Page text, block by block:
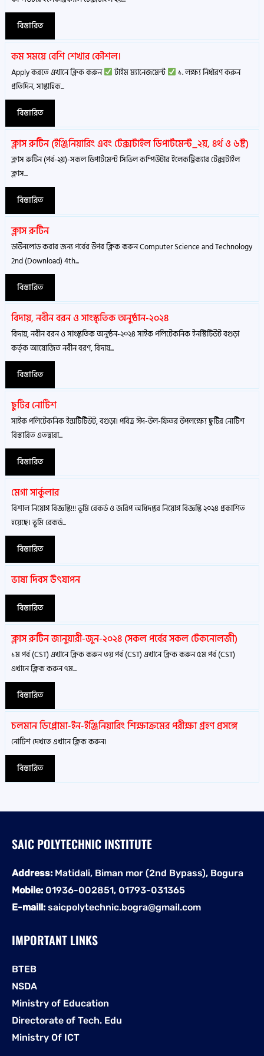
বিস্তারিত
কম সময়ে বেশি শেখার কৌশল।
Apply করতে এখানে ক্লিক করুন টাইম ম্যানেজমেন্ট
১. লক্ষ্য নির্ধারণ করুন
প্রতিদিন, সাপ্তাহিক...
বিস্তারিত
ক্লাস রুটিন (ইঞ্জিনিয়ারিং এবং টেক্সটাইল ডিপার্টমেন্ট_২য়, ৪র্থ ও ৬ষ্ট)
ক্লাস রুটিন (পর্ব-২য়)-সকল ডিপার্টমেন্ট সিভিল কম্পিউটার ইলেকট্রিক্যার টেক্সটাইল
ক্লাস...
বিস্তারিত
ক্লাস রুটিন
ডাউনলোড করার জন্য পর্বের উপর ক্লিক করুন Computer Science and Technology
2nd (Download) 4th...
বিস্তারিত
বিদায়, নবীন বরন ও সাংস্কৃতিক অনুষ্ঠান-২০২৪
বিদায়, নবীন বরন ও সাংস্কৃতিক অনুষ্ঠন-২০২৪ সাইক পলিটেকনিক ইনস্টিটিউট বগুড়া
কর্তৃক আয়োজিত নবীন বরণ, বিদায়...
বিস্তারিত
ছুটির নোটিশ
সাইক পলিটেকনিক ইন্সটিটিউট, বগুড়া। পবিত্র ঈদ-উল-ফিতর উপলক্ষ্যে ছুটির নোটিশ
বিস্তারিত এতদ্বারা...
বিস্তারিত
মেগা সার্কুলার
বিশাল নিয়োগ বিজ্ঞপ্তি!!! ভূমি রেকর্ড ও জরিপ অধিদপ্তর নিয়োগ বিজ্ঞপ্তি ২০২৪ প্রকাশিত
হয়েছে। ভূমি রেকর্ড...
বিস্তারিত
ভাষা দিবস উৎযাপন
বিস্তারিত
ক্লাস রুটিন জানুয়ারী-জুন-২০২৪ (সকল পর্বের সকল টেকনোলজী)
১ম পর্ব (CST) এখানে ক্লিক করুন ৩য় পর্ব (CST) এখানে ক্লিক করুন ৫ম পর্ব (CST)
এখানে ক্লিক করুন ৭ম...
বিস্তারিত
চলমান ডিপ্লোমা-ইন-ইঞ্জিনিয়ারিং শিক্ষাক্রমের পরীক্ষা গ্রহণ প্রসঙ্গে
নোটিশ দেখতে এখানে ক্লিক করুন।
বিস্তারিত
SAIC POLYTECHNIC INSTITUTE
Address: Matidali, Biman mor (2nd Bypass), Bogura
Mobile: 01936-002851, 01793-031365
E-maill: saicpolytechnic.bogra@gmail.com
IMPORTANT LINKS
BTEB
NSDA
Ministry of Education
Directorate of Tech. Edu
Ministry Of ICT